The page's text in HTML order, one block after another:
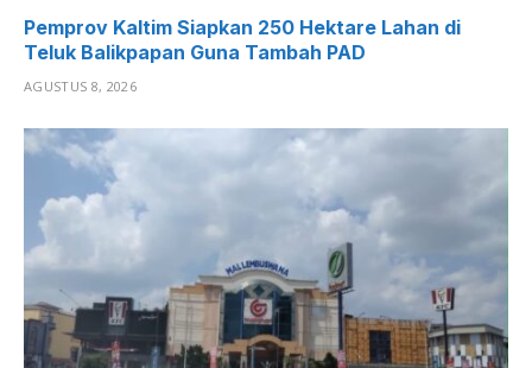
Pemprov Kaltim Siapkan 250 Hektare Lahan di
Teluk Balikpapan Guna Tambah PAD
AGUSTUS 8, 2026